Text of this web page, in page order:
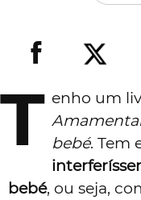
T enho um
bebé. Tem
bebé, ou seja,